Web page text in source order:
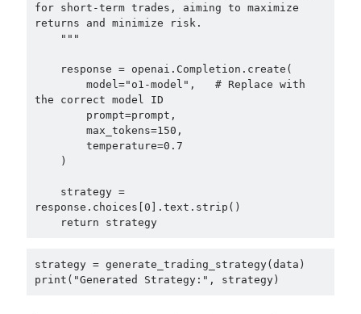
for short-term trades, aiming to maximize
returns and minimize risk.
the correct model ID
response.choices[0].text.strip()
    return strategy
strategy = generate_trading_strategy(data)
print("Generated Strategy:", strategy)